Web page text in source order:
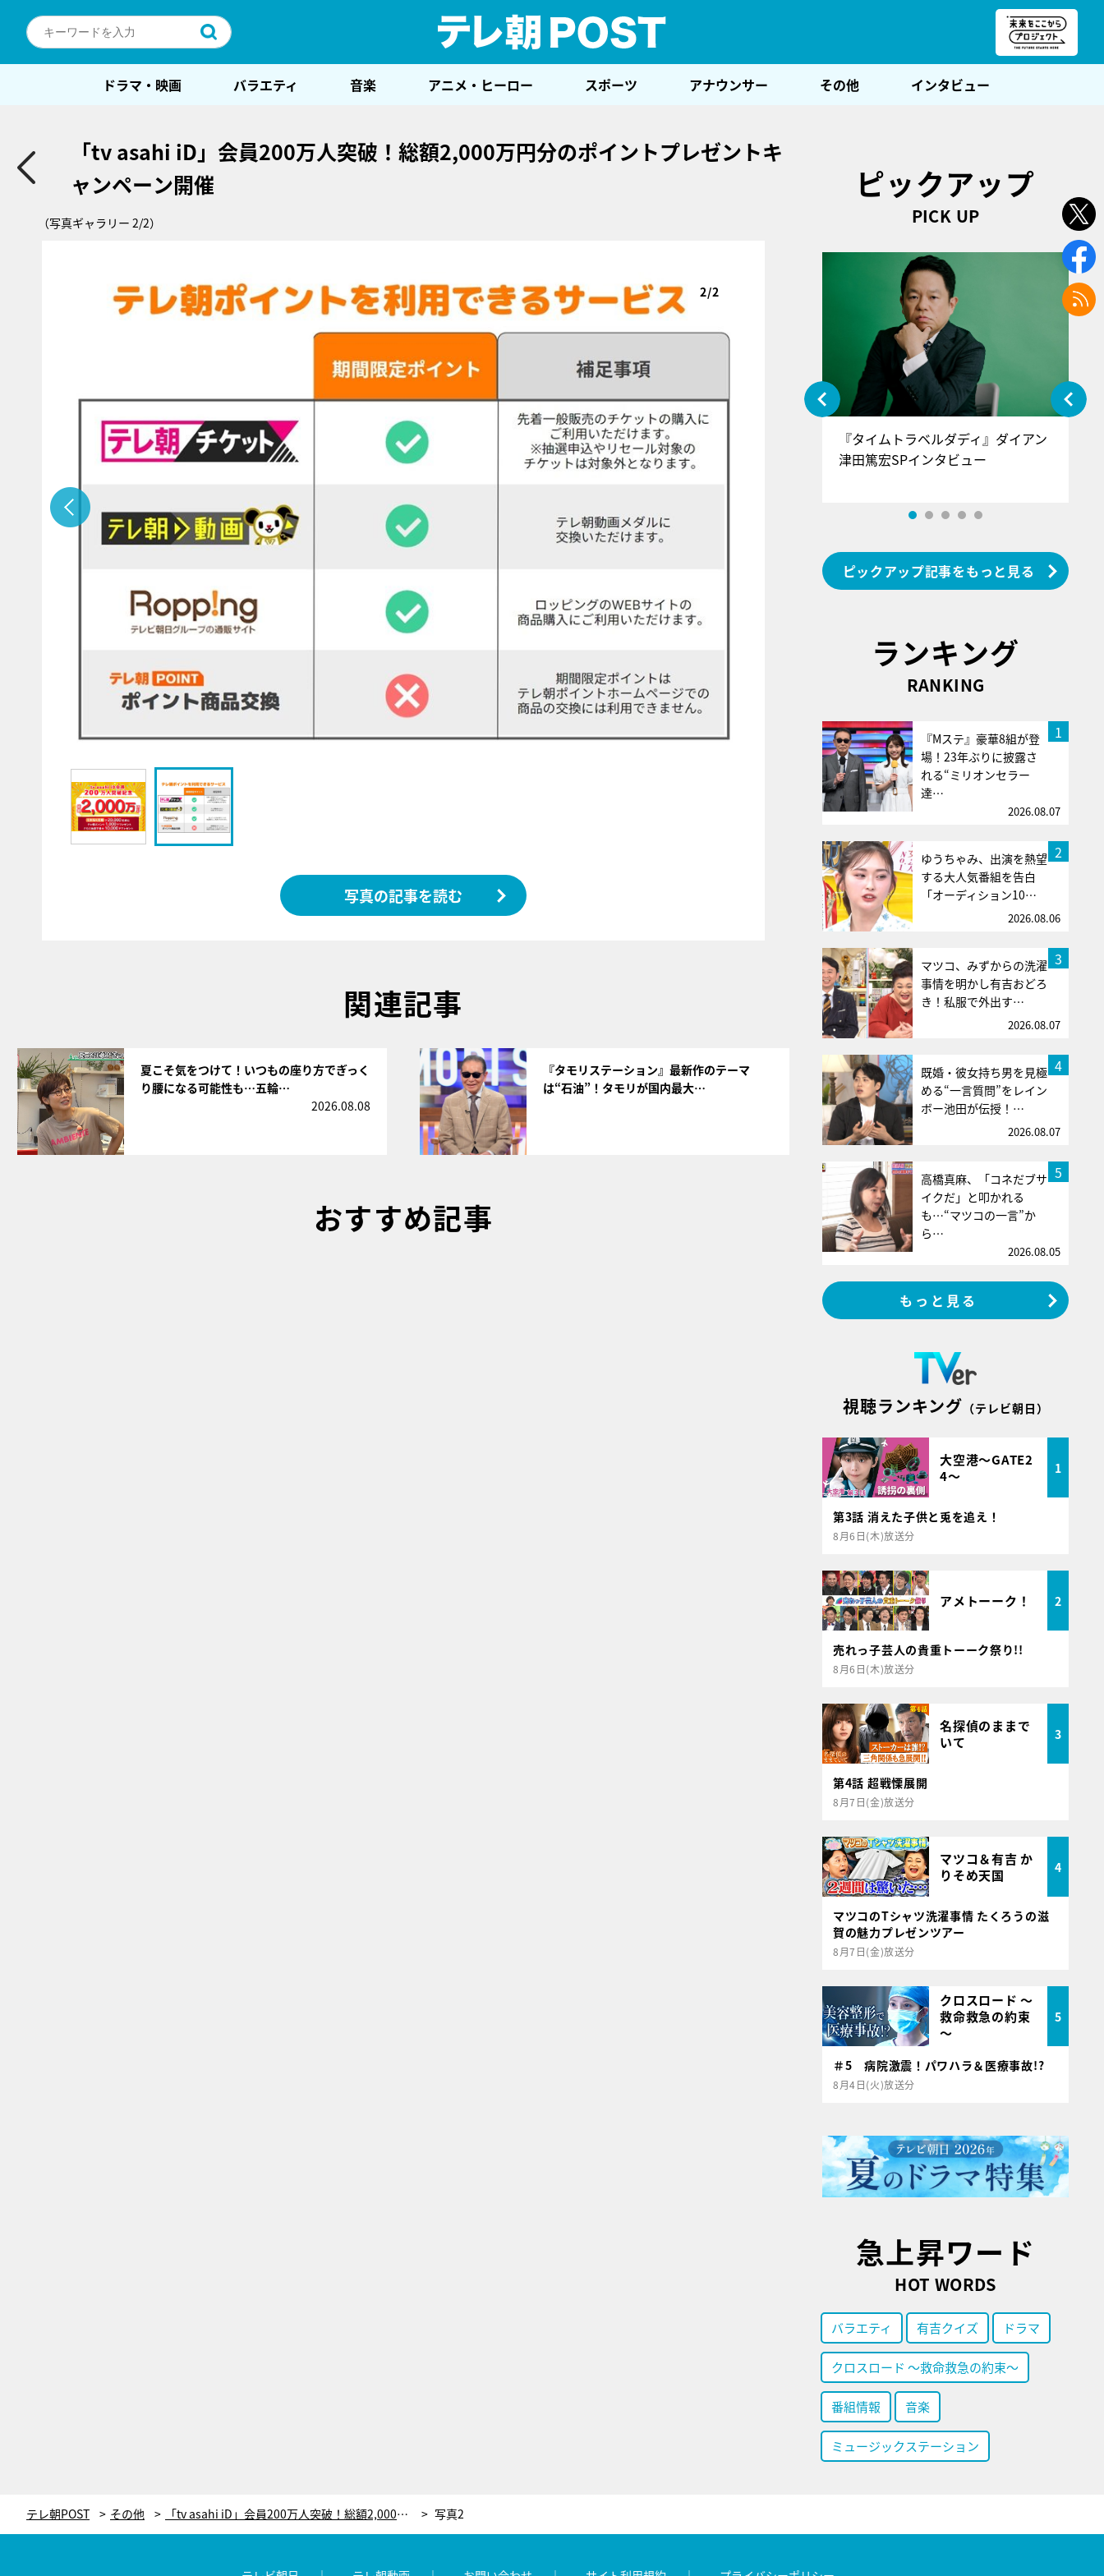
ドラマ・映画 バラエティ 音楽 アニメ・ヒーロー スポーツ アナウンサー その他 インタビュー
「tv asahi iD」会員200万人突破！総額2,000万円分のポイントプレゼントキ
ャンペーン開催
（写真ギャラリー 2/2）
2/2
写真の記事を読む
関連記事
夏こそ気をつけて！いつもの座り方でぎっく
り腰になる可能性も…五輪…
2026.08.08
『タモリステーション』最新作のテーマ
は“石油”！タモリが国内最大…
おすすめ記事
ピックアップ
PICK UP
『アイ＝ラブ！げーみんぐ』＝LOV
E齋藤樹愛羅＆佐々木舞香SPインタ
『タイムトラベルダディ』ダイアン
津田篤宏SPインタビュー
ピックアップ記事をもっと見る
ランキング
RANKING
1
『Mステ』豪華8組が登
場！23年ぶりに披露さ
れる“ミリオンセラー
達…
2026.08.07
2
ゆうちゃみ、出演を熱望
する大人気番組を告白
「オーディション10…
2026.08.06
3
マツコ、みずからの洗濯
事情を明かし有吉おどろ
き！私服で外出す…
2026.08.07
4
既婚・彼女持ち男を見極
める“一言質問”をレイン
ボー池田が伝授！…
2026.08.07
5
高橋真麻、「コネだブサ
イクだ」と叩かれる
も…“マツコの一言”か
ら…
2026.08.05
もっと見る
視聴ランキング （テレビ朝日）
大空港～GATE2
4～
1
第3話 消えた子供と兎を追え！
8月6日(木)放送分
アメトーーク！ 2
売れっ子芸人の貴重トーーク祭り!!
8月6日(木)放送分
名探偵のままで
いて
3
第4話 超戦慄展開
8月7日(金)放送分
マツコ＆有吉 か
りそめ天国
4
マツコのTシャツ洗濯事情 たくろうの滋
賀の魅力プレゼンツアー
8月7日(金)放送分
クロスロード ～
救命救急の約束
～
5
＃5 病院激震！パワハラ＆医療事故!?
8月4日(火)放送分
急上昇ワード
HOT WORDS
バラエティ 有吉クイズ ドラマ
クロスロード ～救命救急の約束～
番組情報 音楽
ミュージックステーション
テレ朝POST その他 「tv asahi iD」会員200万人突破！総額2,000万円分のポイントプレゼントキャンペーン開催 写真2